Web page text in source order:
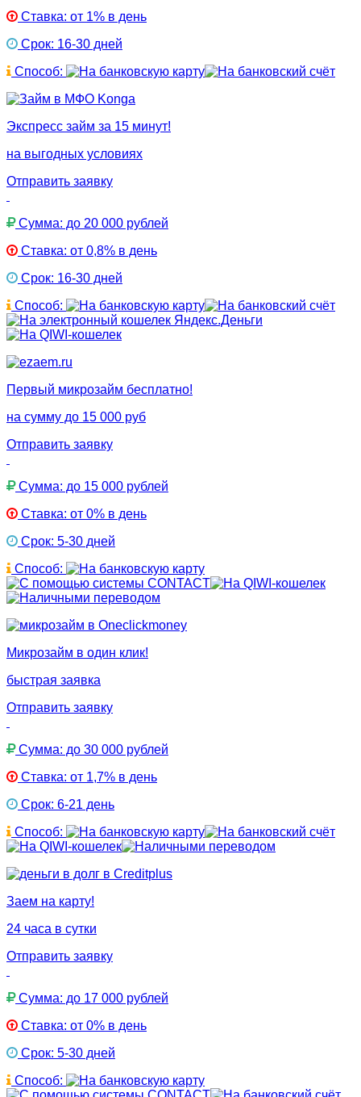
Ставка: от 1% в день
Срок: 16-30 дней
Способ:
Экспресс займ за 15 минут!
на выгодных условиях
Отправить заявку
Сумма: до 20 000 рублей
Ставка: от 0,8% в день
Срок: 16-30 дней
Способ:
Первый микрозайм бесплатно!
на сумму до 15 000 руб
Отправить заявку
Сумма: до 15 000 рублей
Ставка: от 0% в день
Срок: 5-30 дней
Способ:
Микрозайм в один клик!
быстрая заявка
Отправить заявку
Сумма: до 30 000 рублей
Ставка: от 1,7% в день
Срок: 6-21 день
Способ:
Заем на карту!
24 часа в сутки
Отправить заявку
Сумма: до 17 000 рублей
Ставка: от 0% в день
Срок: 5-30 дней
Способ: